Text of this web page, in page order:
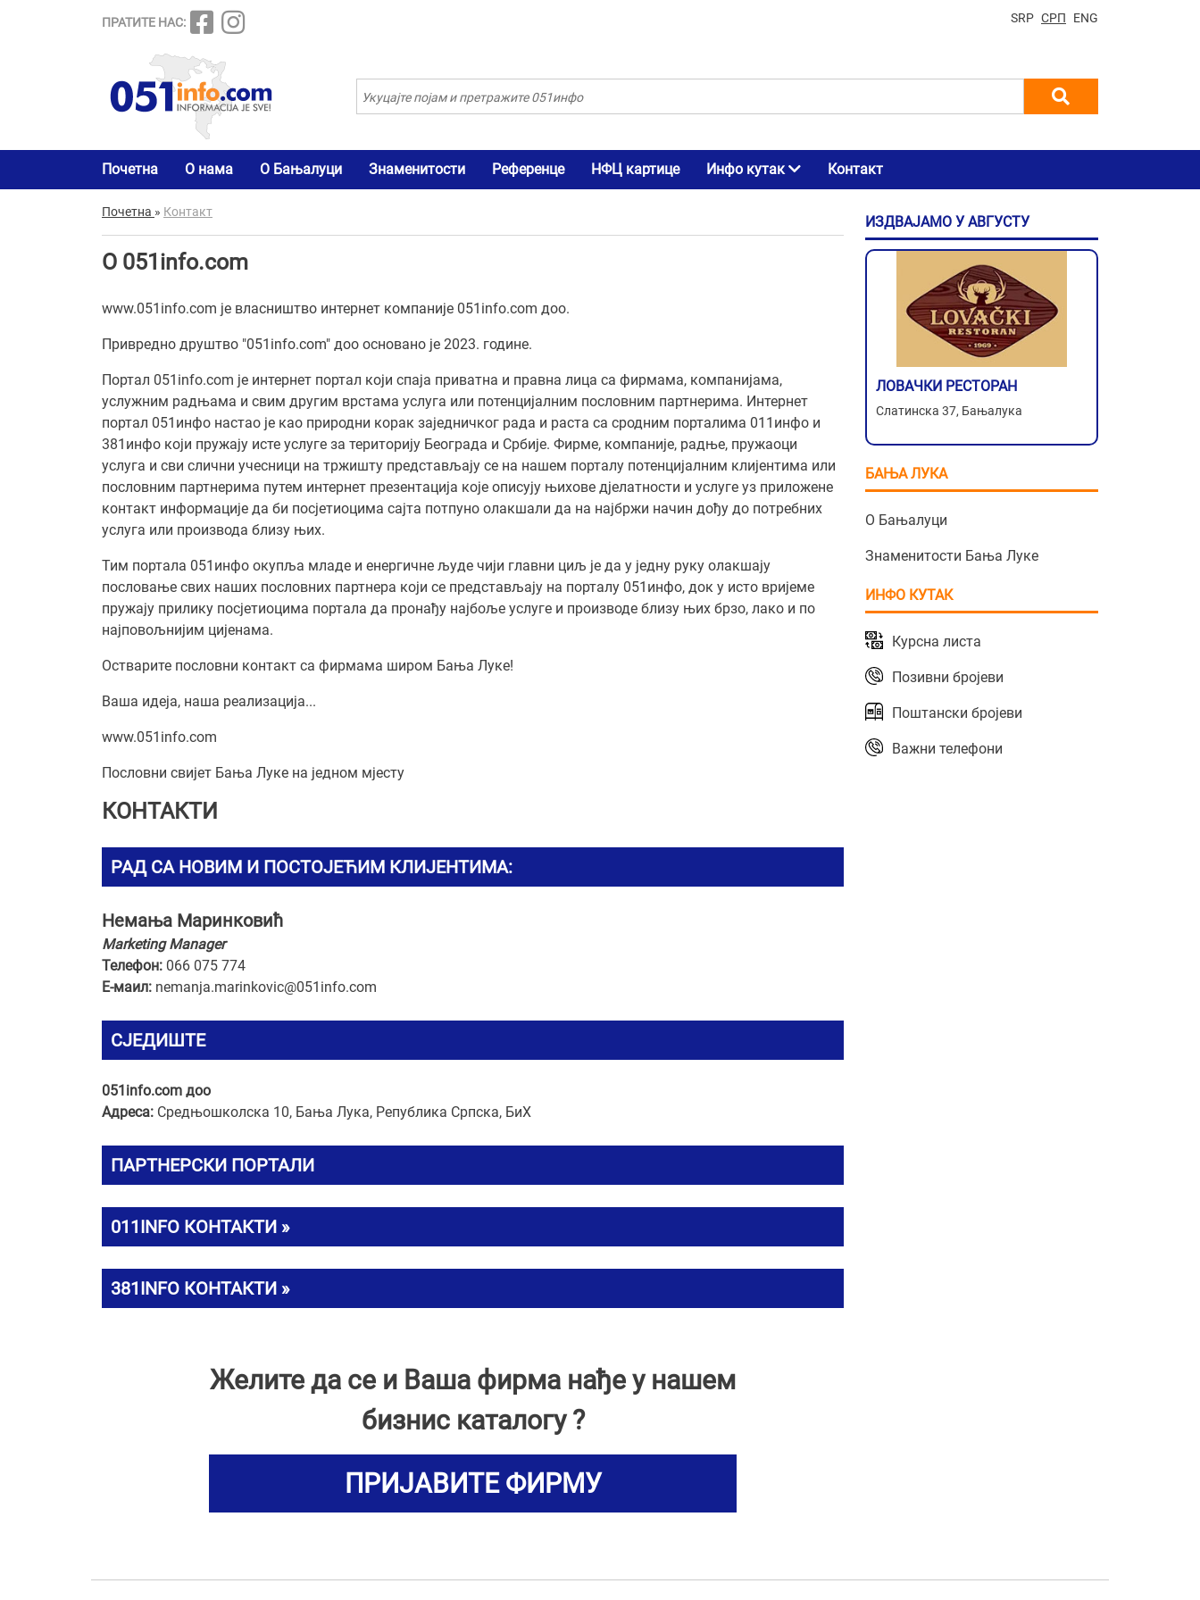
ПРАТИТЕ НАС: SRP СРП ENG
Почетна О нама О Бањалуци Знаменитости Референце НФЦ картице Инфо кутак Контакт
Почетна » Контакт
О 051info.com
www.051info.com је власништво интернет компаније 051info.com доо.
Привредно друштво "051info.com" доо основано је 2023. године.
Портал 051info.com је интернет портал који спаја приватна и правна лица са фирмама, компанијама,
услужним радњама и свим другим врстама услуга или потенцијалним пословним партнерима. Интернет
портал 051инфо настао је као природни корак заједничког рада и раста са сродним порталима 011инфо и
381инфо који пружају исте услуге за територију Београда и Србије. Фирме, компаније, радње, пружаоци
услуга и сви слични учесници на тржишту представљају се на нашем порталу потенцијалним клијентима или
пословним партнерима путем интернет презентација које описују њихове дјелатности и услуге уз приложене
контакт информације да би посјетиоцима сајта потпуно олакшали да на најбржи начин дођу до потребних
услуга или производа близу њих.
Тим портала 051инфо окупља младе и енергичне људе чији главни циљ је да у једну руку олакшају
пословање свих наших пословних партнера који се представљају на порталу 051инфо, док у исто вријеме
пружају прилику посјетиоцима портала да пронађу најбоље услуге и производе близу њих брзо, лако и по
најповољнијим цијенама.
Остварите пословни контакт са фирмама широм Бања Луке!
Ваша идеја, наша реализација...
www.051info.com
Пословни свијет Бања Луке на једном мјесту
КОНТАКТИ
РАД СА НОВИМ И ПОСТОЈЕЋИМ КЛИЈЕНТИМА:
Немања Маринковић
Marketing Manager
Телефон: 066 075 774
Е-маил: nemanja.marinkovic@051info.com
СЈЕДИШТЕ
051info.com доо
Адреса: Средњошколска 10, Бања Лука, Република Српска, БиХ
ПАРТНЕРСКИ ПОРТАЛИ
011INFO КОНТАКТИ »
381INFO КОНТАКТИ »
Желите да се и Ваша фирма нађе у нашем
бизнис каталогу ?
ПРИЈАВИТЕ ФИРМУ
ИЗДВАЈАМО У АВГУСТУ
ЛОВАЧКИ РЕСТОРАН
Слатинска 37, Бањалука
БАЊА ЛУКА
О Бањалуци
Знаменитости Бања Луке
ИНФО КУТАК
Курсна листа
Позивни бројеви
Поштански бројеви
Важни телефони